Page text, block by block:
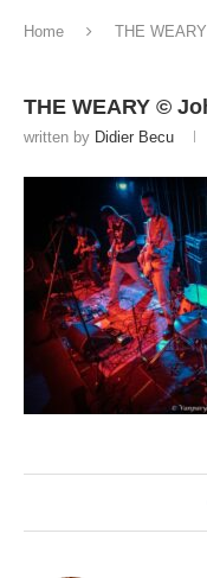
Home THE
THE WEARY ©
written by Didier Becu